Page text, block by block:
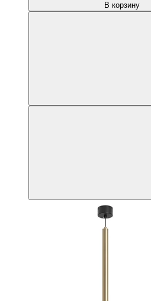
В корзину